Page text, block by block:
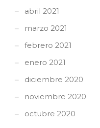
abril 2021
marzo 2021
febrero 2021
enero 2021
diciembre 2020
noviembre 2020
octubre 2020